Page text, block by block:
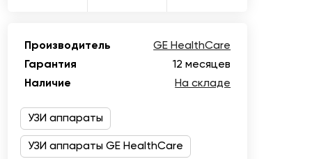
Производитель
GE HealthCare
Гарантия
12 месяцев
Наличие
На складе
УЗИ аппараты
УЗИ аппараты GE HealthCare